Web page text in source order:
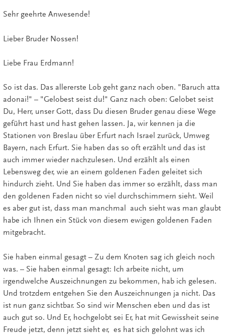
Sehr geehrte Anwesende!
Lieber Bruder Nossen!
Liebe Frau Erdmann!
So ist das. Das allererste Lob geht ganz nach oben. "Baruch atta
adonai!" – "Gelobest seist du!" Ganz nach oben: Gelobet seist
Du, Herr, unser Gott, dass Du diesen Bruder genau diese Wege
geführt hast und hast gehen lassen. Ja, wir kennen ja die
Stationen von Breslau über Erfurt nach Israel zurück, Umweg
Bayern, nach Erfurt. Sie haben das so oft erzählt und das ist
auch immer wieder nachzulesen. Und erzählt als einen
Lebensweg der, wie an einem goldenen Faden geleitet sich
hindurch zieht. Und Sie haben das immer so erzählt, dass man
den goldenen Faden nicht so viel durchschimmern sieht. Weil
es aber gut ist, dass man manchmal auch sieht was man glaubt
habe ich Ihnen ein Stück von diesem ewigen goldenen Faden
mitgebracht.
Sie haben einmal gesagt – Zu dem Knoten sag ich gleich noch
was. – Sie haben einmal gesagt: Ich arbeite nicht, um
irgendwelche Auszeichnungen zu bekommen, hab ich gelesen.
Und trotzdem entgehen Sie den Auszeichnungen ja nicht. Das
ist nun ganz sichtbar. So sind wir Menschen eben und das ist
auch gut so. Und Er, hochgelobt sei Er, hat mit Gewissheit seine
Freude jetzt, denn jetzt sieht er, es hat sich gelohnt was ich